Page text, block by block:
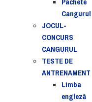
Cangurul
JOCUL-
CONCURS
CANGURUL
TESTE DE
ANTRENAMENT
Limba
engleză